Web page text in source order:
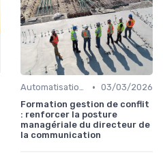
Automatisation & performance des campagnes • 03/03/2026
Formation gestion de conflit
: renforcer la posture
managériale du directeur de
la communication